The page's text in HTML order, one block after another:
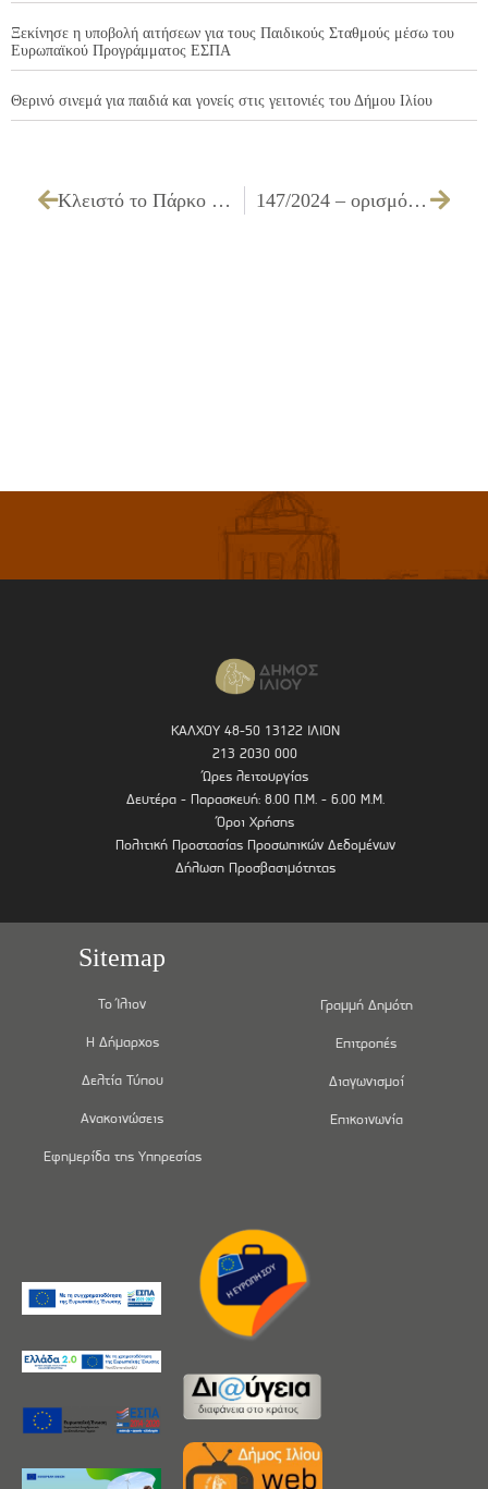
Ξεκίνησε η υποβολή αιτήσεων για τους Παιδικούς Σταθμούς μέσω του
Ευρωπαϊκού Προγράμματος ΕΣΠΑ
Θερινό σινεμά για παιδιά και γονείς στις γειτονιές του Δήμου Ιλίου
Κλειστό το Πάρκο “Αντώνης Τρίτσης” λόγω πρόβλεψης κινδύνου πυρκαγιάς 147/2024 – ορισμό υπόλογου χρηματικού εντάλματος προπληρωμής και εξειδίκευση πίστωσης για την δαπάνη πληρωμής τέλους ανταποδοτικού υπέρ ΤΕΕ για οποιαδήποτε ενέργεια απαιτείται το ως άνω τέλος (π.χ. άδειες δόμησης, άδειες μικρής κλίμακας οποιασδήποτε αιτίας, κ.α.) και ειδικού λογαριασμού Πόρων Λεσχών Πυροσβεστικού Σώματος
ΚΑΛΧΟΥ 48-50 13122 ΙΛΙΟΝ
213 2030 000
Ώρες λειτουργίας
Δευτέρα - Παρασκευή: 8.00 Π.Μ. - 6.00 Μ.Μ.
Όροι Χρήσης
Πολιτική Προστασίας Προσωπικών Δεδομένων
Δήλωση Προσβασιμότητας
Sitemap
Το Ίλιον
Η Δήμαρχος
Δελτία Τύπου
Ανακοινώσεις
Εφημερίδα της Υπηρεσίας
Γραμμή Δημότη
Επιτροπές
Διαγωνισμοί
Επικοινωνία